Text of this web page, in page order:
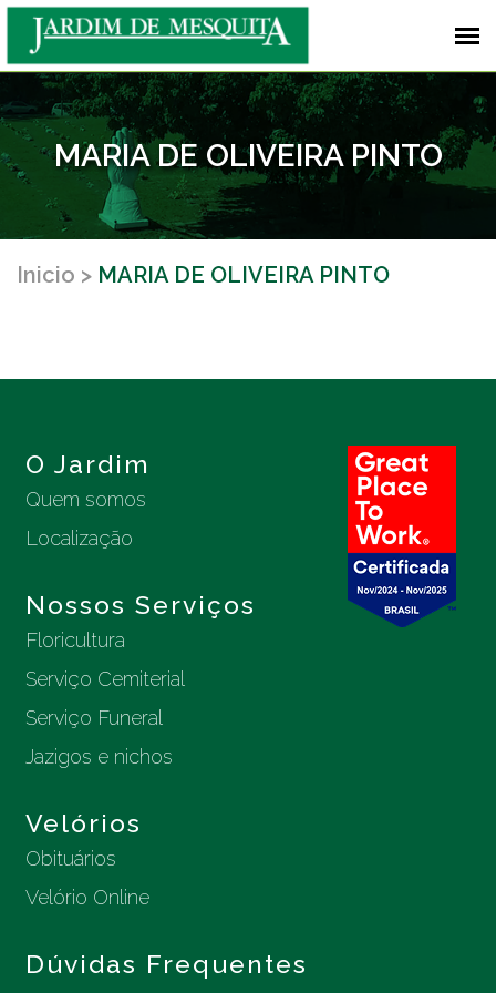
MARIA DE OLIVEIRA PINTO
Inicio MARIA DE OLIVEIRA PINTO
O Jardim
Quem somos
Localização
Nossos Serviços
Floricultura
Serviço Cemiterial
Serviço Funeral
Jazigos e nichos
Velórios
Obituários
Velório Online
Dúvidas Frequentes